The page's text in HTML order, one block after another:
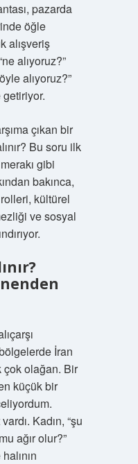
pazarda
öğle
alışveriş
alıyoruz?”
alıyoruz?”
çıkan bir
Bu soru ilk
gibi
bakınca,
kültürel
ve sosyal
İran
çok olağan. Bir
küçük bir
Kadın, “şu
ağır olur?”